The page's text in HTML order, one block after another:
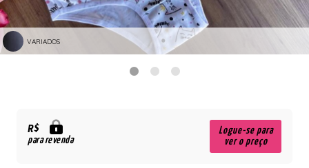
VARIADOS
R$
para revenda
Logue-se para
ver o preço